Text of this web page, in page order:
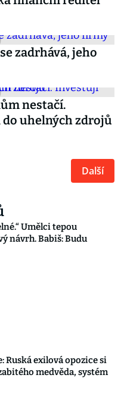
zadrhává, jeho
nestačí.
uhelných zdrojů
Další
Umělci tepou
návrh. Babiš: Budu
Ruská exilová opozice si
medvěda, systém